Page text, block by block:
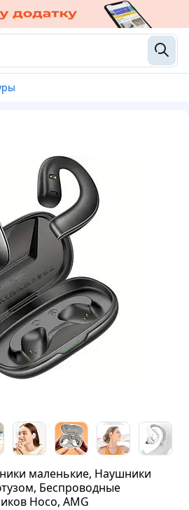
маленькие, Наушники
Беспроводные
Hoco, AMG